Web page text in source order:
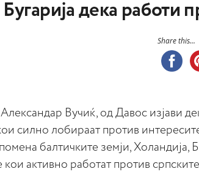
дека работи
Share this...
Вучиќ, од Давос изјави
силно лобираат против
балтичките земји, Холандија,
кои активно работат против српските